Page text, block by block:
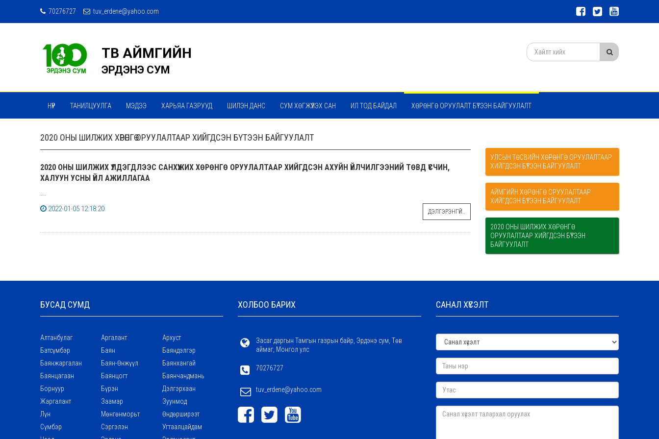
70276727 tuv_erdene@yahoo.com
ТӨВ АЙМГИЙН
ЭРДЭНЭ СУМ
НҮҮР ТАНИЛЦУУЛГА МЭДЭЭ ХАРЬЯА ГАЗРУУД ШИЛЭН ДАНС СУМ ХӨГЖҮҮЛЭХ САН ИЛ ТОД БАЙДАЛ ХӨРӨНГӨ ОРУУЛАЛТ БҮТЭЭН БАЙГУУЛАЛТ
2020 ОНЫ ШИЛЖИХ ХӨРӨНГӨ ОРУУЛАЛТААР ХИЙГДСЭН БҮТЭЭН БАЙГУУЛАЛТ
2020 ОНЫ ШИЛЖИХ ҮЛДЭГДЛЭЭС САНХҮҮЖИХ ХӨРӨНГӨ ОРУУЛАЛТААР ХИЙГДСЭН АХУЙН ҮЙЛЧИЛГЭЭНИЙ ТӨВД ҮСЧИН,
ХАЛУУН УСНЫ ҮЙЛ АЖИЛЛАГАА
...
2022-01-05 12:18:20
ДЭЛГЭРЭНГҮЙ..
УЛСЫН ТӨСВИЙН ХӨРӨНГӨ ОРУУЛАЛТААР
ХИЙГДСЭН БҮТЭЭН БАЙГУУЛАЛТ
АЙМГИЙН ХӨРӨНГӨ ОРУУЛАЛТААР
ХИЙГДСЭН БҮТЭЭН БАЙГУУЛАЛТ
2020 ОНЫ ШИЛЖИХ ХӨРӨНГӨ
ОРУУЛАЛТААР ХИЙГДСЭН БҮТЭЭН
БАЙГУУЛАЛТ
БУСАД СУМД
Алтанбулаг Аргалант
Архуст
Батсүмбэр
Баян
Баяндэлгэр
Баянжаргалан
Баян-Өнжүүл
Баянхангай
Баянцагаан
Баянцогт
Баянчандмань
Борнуур
Бүрэн
Дэлгэрхаан
Жаргалант
Заамар
Зуунмод
Лүн
Мөнгөнморьт
Өндөрширээт
Сүмбэр
Сэргэлэн
Угтаалцайдам
ХОЛБОО БАРИХ
Засаг даргын Тамгын газрын байр, Эрдэнэ сум, Төв
аймаг, Монгол улс
70276727
tuv_erdene@yahoo.com
САНАЛ ХҮСЭЛТ